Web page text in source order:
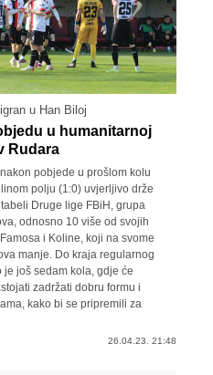
u Han Biloj
u humanitarnoj
Rudara
pobjede u prošlom kolu
polju (1:0) uvjerljivo drže
Druge lige FBiH, grupa
odnosno 10 više od svojih
i Koline, koji na svome
manje. Do kraja regularnog
još sedam kola, gdje će
zadržati dobru formu i
kako bi se pripremili za
26.04.23. 21:48